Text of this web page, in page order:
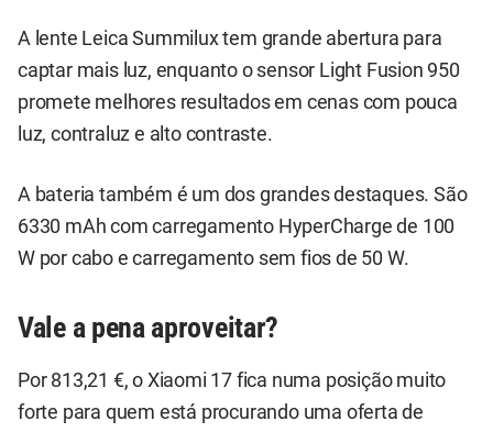
A lente Leica Summilux tem grande abertura para
captar mais luz, enquanto o sensor Light Fusion 950
promete melhores resultados em cenas com pouca
luz, contraluz e alto contraste.
A bateria também é um dos grandes destaques. São
6330 mAh com carregamento HyperCharge de 100
W por cabo e carregamento sem fios de 50 W.
Vale a pena aproveitar?
Por 813,21 €, o Xiaomi 17 fica numa posição muito
forte para quem está procurando uma oferta de